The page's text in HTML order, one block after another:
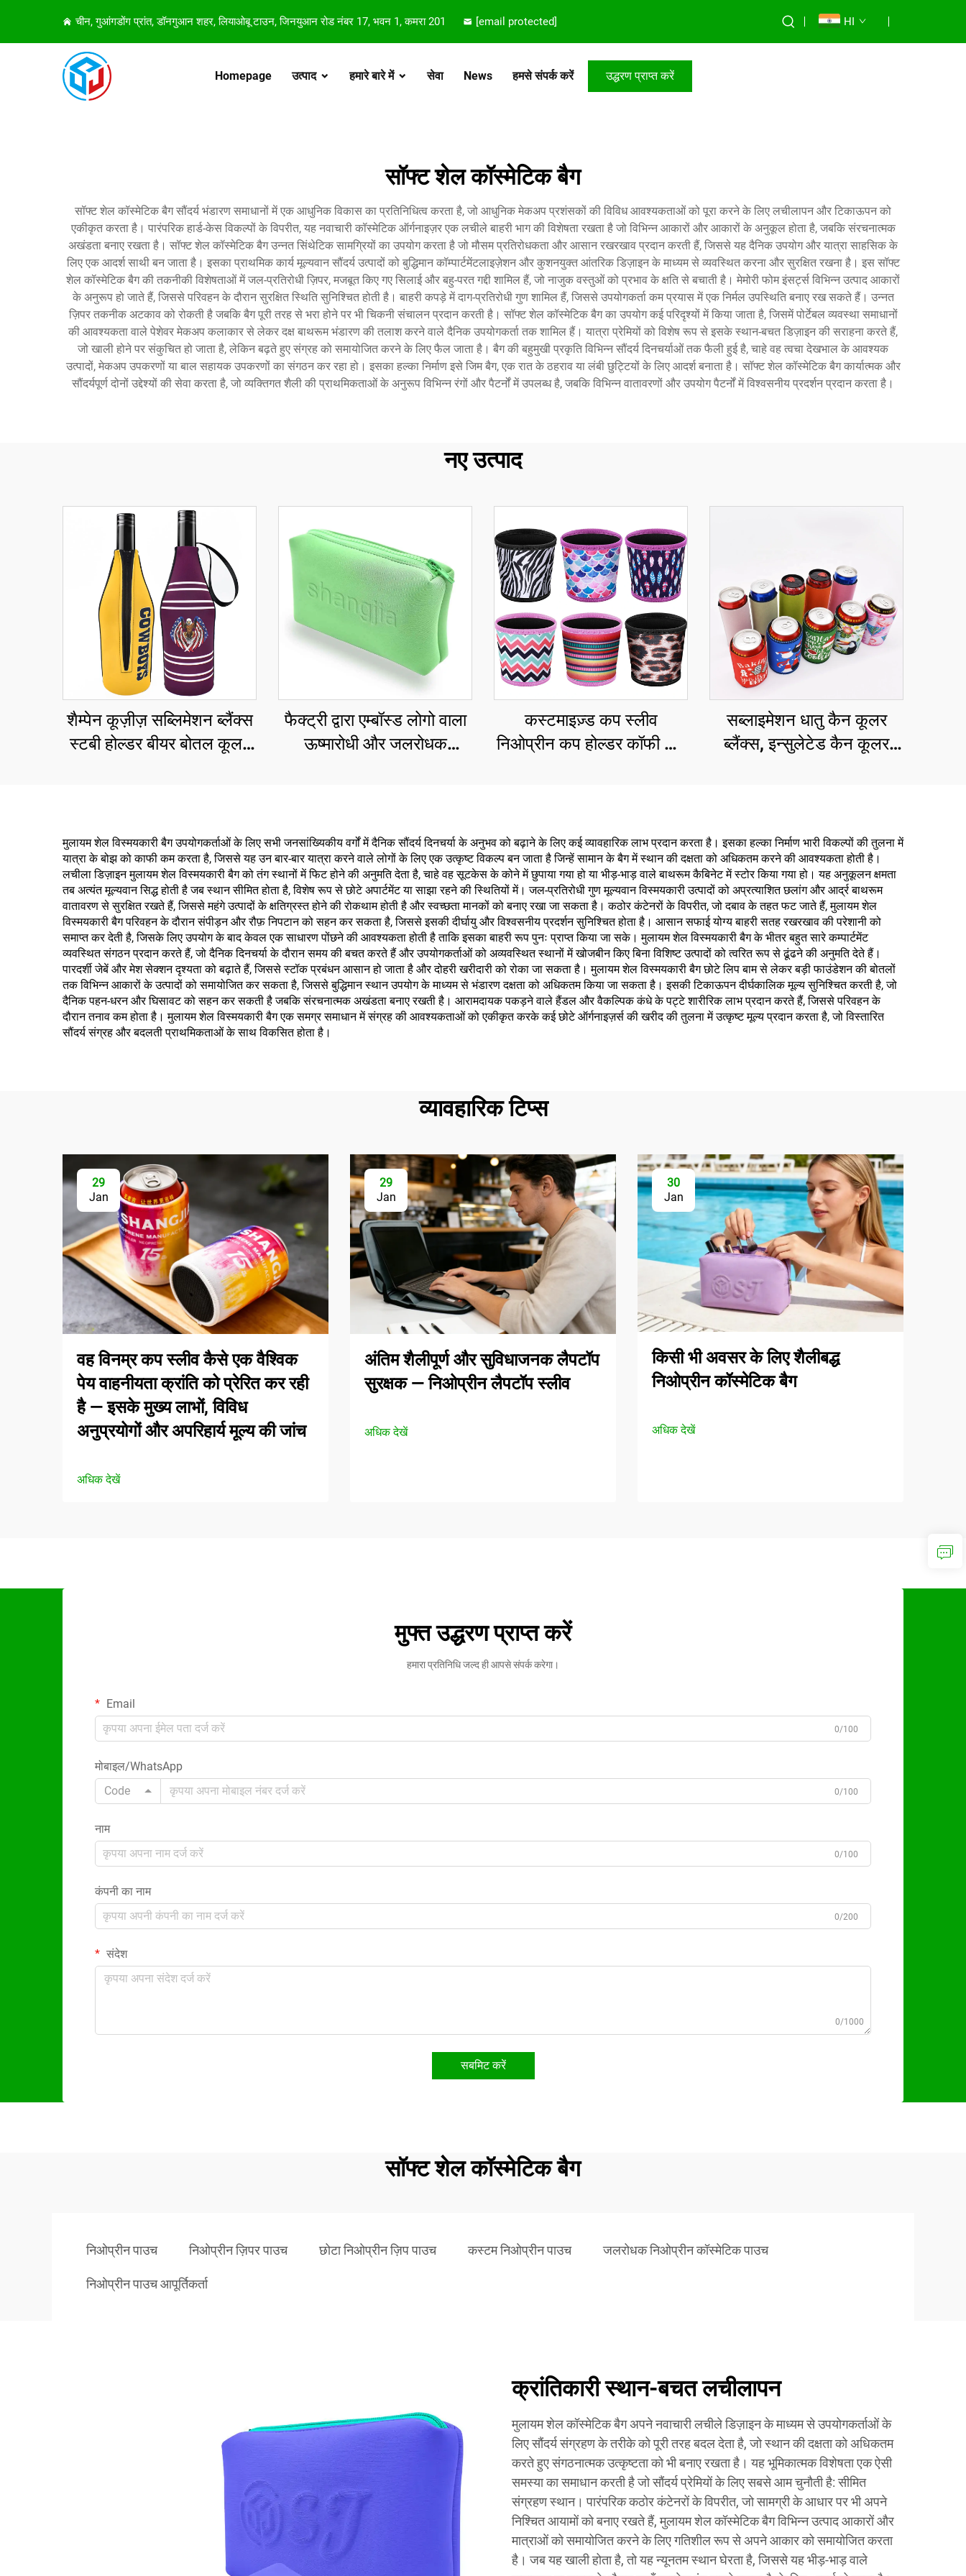
चीन, गुआंगडोंग प्रांत, डॉनगुआन शहर, लियाओबू टाउन, जिनयुआन रोड नंबर 17, भवन 1, कमरा 201 [email protected] HI
Homepage उत्पाद हमारे बारे में सेवा News हमसे संपर्क करें उद्धरण प्राप्त करें
सॉफ्ट शेल कॉस्मेटिक बैग
सॉफ्ट शेल कॉस्मेटिक बैग सौंदर्य भंडारण समाधानों में एक आधुनिक विकास का प्रतिनिधित्व करता है, जो आधुनिक मेकअप प्रशंसकों की विविध आवश्यकताओं को पूरा करने के लिए लचीलापन और टिकाऊपन को
एकीकृत करता है। पारंपरिक हार्ड-केस विकल्पों के विपरीत, यह नवाचारी कॉस्मेटिक ऑर्गनाइज़र एक लचीले बाहरी भाग की विशेषता रखता है जो विभिन्न आकारों और आकारों के अनुकूल होता है, जबकि संरचनात्मक
अखंडता बनाए रखता है। सॉफ्ट शेल कॉस्मेटिक बैग उन्नत सिंथेटिक सामग्रियों का उपयोग करता है जो मौसम प्रतिरोधकता और आसान रखरखाव प्रदान करती हैं, जिससे यह दैनिक उपयोग और यात्रा साहसिक के
लिए एक आदर्श साथी बन जाता है। इसका प्राथमिक कार्य मूल्यवान सौंदर्य उत्पादों को बुद्धिमान कॉम्पार्टमेंटलाइज़ेशन और कुशनयुक्त आंतरिक डिज़ाइन के माध्यम से व्यवस्थित करना और सुरक्षित रखना है। इस सॉफ्ट
शेल कॉस्मेटिक बैग की तकनीकी विशेषताओं में जल-प्रतिरोधी ज़िपर, मजबूत किए गए सिलाई और बहु-परत गद्दी शामिल हैं, जो नाजुक वस्तुओं को प्रभाव के क्षति से बचाती है। मेमोरी फोम इंसर्ट्स विभिन्न उत्पाद आकारों
के अनुरूप हो जाते हैं, जिससे परिवहन के दौरान सुरक्षित स्थिति सुनिश्चित होती है। बाहरी कपड़े में दाग-प्रतिरोधी गुण शामिल हैं, जिससे उपयोगकर्ता कम प्रयास में एक निर्मल उपस्थिति बनाए रख सकते हैं। उन्नत
ज़िपर तकनीक अटकाव को रोकती है जबकि बैग पूरी तरह से भरा होने पर भी चिकनी संचालन प्रदान करती है। सॉफ्ट शेल कॉस्मेटिक बैग का उपयोग कई परिदृश्यों में किया जाता है, जिसमें पोर्टेबल व्यवस्था समाधानों
की आवश्यकता वाले पेशेवर मेकअप कलाकार से लेकर दक्ष बाथरूम भंडारण की तलाश करने वाले दैनिक उपयोगकर्ता तक शामिल हैं। यात्रा प्रेमियों को विशेष रूप से इसके स्थान-बचत डिज़ाइन की सराहना करते हैं,
जो खाली होने पर संकुचित हो जाता है, लेकिन बढ़ते हुए संग्रह को समायोजित करने के लिए फैल जाता है। बैग की बहुमुखी प्रकृति विभिन्न सौंदर्य दिनचर्याओं तक फैली हुई है, चाहे वह त्वचा देखभाल के आवश्यक
उत्पादों, मेकअप उपकरणों या बाल सहायक उपकरणों का संगठन कर रहा हो। इसका हल्का निर्माण इसे जिम बैग, एक रात के ठहराव या लंबी छुट्टियों के लिए आदर्श बनाता है। सॉफ्ट शेल कॉस्मेटिक बैग कार्यात्मक और
सौंदर्यपूर्ण दोनों उद्देश्यों की सेवा करता है, जो व्यक्तिगत शैली की प्राथमिकताओं के अनुरूप विभिन्न रंगों और पैटर्नों में उपलब्ध है, जबकि विभिन्न वातावरणों और उपयोग पैटर्नों में विश्वसनीय प्रदर्शन प्रदान करता है।
नए उत्पाद
शैम्पेन कूज़ीज़ सब्लिमेशन ब्लैंक्स
स्टबी होल्डर बीयर बोतल कूलर
फैक्ट्री द्वारा एम्बॉस्ड लोगो वाला
ऊष्मारोधी और जलरोधक
कस्टमाइज़्ड कप स्लीव
निओप्रीन कप होल्डर कॉफी कप
सब्लाइमेशन धातु कैन कूलर
ब्लैंक्स, इन्सुलेटेड कैन कूलर
मुलायम शेल विस्मयकारी बैग उपयोगकर्ताओं के लिए सभी जनसांख्यिकीय वर्गों में दैनिक सौंदर्य दिनचर्या के अनुभव को बढ़ाने के लिए कई व्यावहारिक लाभ प्रदान करता है। इसका हल्का निर्माण भारी विकल्पों की तुलना में
यात्रा के बोझ को काफी कम करता है, जिससे यह उन बार-बार यात्रा करने वाले लोगों के लिए एक उत्कृष्ट विकल्प बन जाता है जिन्हें सामान के बैग में स्थान की दक्षता को अधिकतम करने की आवश्यकता होती है।
लचीला डिज़ाइन मुलायम शेल विस्मयकारी बैग को तंग स्थानों में फिट होने की अनुमति देता है, चाहे वह सूटकेस के कोने में छुपाया गया हो या भीड़-भाड़ वाले बाथरूम कैबिनेट में स्टोर किया गया हो। यह अनुकूलन क्षमता
तब अत्यंत मूल्यवान सिद्ध होती है जब स्थान सीमित होता है, विशेष रूप से छोटे अपार्टमेंट या साझा रहने की स्थितियों में। जल-प्रतिरोधी गुण मूल्यवान विस्मयकारी उत्पादों को अप्रत्याशित छलांग और आर्द्र बाथरूम
वातावरण से सुरक्षित रखते हैं, जिससे महंगे उत्पादों के क्षतिग्रस्त होने की रोकथाम होती है और स्वच्छता मानकों को बनाए रखा जा सकता है। कठोर कंटेनरों के विपरीत, जो दबाव के तहत फट जाते हैं, मुलायम शेल
विस्मयकारी बैग परिवहन के दौरान संपीड़न और रौफ़ निपटान को सहन कर सकता है, जिससे इसकी दीर्घायु और विश्वसनीय प्रदर्शन सुनिश्चित होता है। आसान सफाई योग्य बाहरी सतह रखरखाव की परेशानी को
समाप्त कर देती है, जिसके लिए उपयोग के बाद केवल एक साधारण पोंछने की आवश्यकता होती है ताकि इसका बाहरी रूप पुनः प्राप्त किया जा सके। मुलायम शेल विस्मयकारी बैग के भीतर बहुत सारे कम्पार्टमेंट
व्यवस्थित संगठन प्रदान करते हैं, जो दैनिक दिनचर्या के दौरान समय की बचत करते हैं और उपयोगकर्ताओं को अव्यवस्थित स्थानों में खोजबीन किए बिना विशिष्ट उत्पादों को त्वरित रूप से ढूंढने की अनुमति देते हैं।
पारदर्शी जेबें और मेश सेक्शन दृश्यता को बढ़ाते हैं, जिससे स्टॉक प्रबंधन आसान हो जाता है और दोहरी खरीदारी को रोका जा सकता है। मुलायम शेल विस्मयकारी बैग छोटे लिप बाम से लेकर बड़ी फाउंडेशन की बोतलों
तक विभिन्न आकारों के उत्पादों को समायोजित कर सकता है, जिससे बुद्धिमान स्थान उपयोग के माध्यम से भंडारण दक्षता को अधिकतम किया जा सकता है। इसकी टिकाऊपन दीर्घकालिक मूल्य सुनिश्चित करती है, जो
दैनिक पहन-धरन और घिसावट को सहन कर सकती है जबकि संरचनात्मक अखंडता बनाए रखती है। आरामदायक पकड़ने वाले हैंडल और वैकल्पिक कंधे के पट्टे शारीरिक लाभ प्रदान करते हैं, जिससे परिवहन के
दौरान तनाव कम होता है। मुलायम शेल विस्मयकारी बैग एक समग्र समाधान में संग्रह की आवश्यकताओं को एकीकृत करके कई छोटे ऑर्गनाइज़र्स की खरीद की तुलना में उत्कृष्ट मूल्य प्रदान करता है, जो विस्तारित
सौंदर्य संग्रह और बदलती प्राथमिकताओं के साथ विकसित होता है।
व्यावहारिक टिप्स
29
Jan
वह विनम्र कप स्लीव कैसे एक वैश्विक
पेय वाहनीयता क्रांति को प्रेरित कर रही
है — इसके मुख्य लाभों, विविध
अनुप्रयोगों और अपरिहार्य मूल्य की जांच
अधिक देखें
29
Jan
अंतिम शैलीपूर्ण और सुविधाजनक लैपटॉप
सुरक्षक — निओप्रीन लैपटॉप स्लीव
अधिक देखें
30
Jan
किसी भी अवसर के लिए शैलीबद्ध
निओप्रीन कॉस्मेटिक बैग
अधिक देखें
मुफ्त उद्धरण प्राप्त करें
हमारा प्रतिनिधि जल्द ही आपसे संपर्क करेगा।
Email
0/100
मोबाइल/WhatsApp
Code
0/100
नाम
0/100
कंपनी का नाम
0/200
संदेश
0/1000
सबमिट करें
सॉफ्ट शेल कॉस्मेटिक बैग
निओप्रीन पाउच निओप्रीन ज़िपर पाउच छोटा निओप्रीन ज़िप पाउच कस्टम निओप्रीन पाउच जलरोधक निओप्रीन कॉस्मेटिक पाउच
निओप्रीन पाउच आपूर्तिकर्ता
क्रांतिकारी स्थान-बचत लचीलापन
मुलायम शेल कॉस्मेटिक बैग अपने नवाचारी लचीले डिज़ाइन के माध्यम से उपयोगकर्ताओं के
लिए सौंदर्य संग्रहण के तरीके को पूरी तरह बदल देता है, जो स्थान की दक्षता को अधिकतम
करते हुए संगठनात्मक उत्कृष्टता को भी बनाए रखता है। यह भूमिकात्मक विशेषता एक ऐसी
समस्या का समाधान करती है जो सौंदर्य प्रेमियों के लिए सबसे आम चुनौती है: सीमित
संग्रहण स्थान। पारंपरिक कठोर कंटेनरों के विपरीत, जो सामग्री के आधार पर भी अपने
निश्चित आयामों को बनाए रखते हैं, मुलायम शेल कॉस्मेटिक बैग विभिन्न उत्पाद आकारों और
मात्राओं को समायोजित करने के लिए गतिशील रूप से अपने आकार को समायोजित करता
है। जब यह खाली होता है, तो यह न्यूनतम स्थान घेरता है, जिससे यह भीड़-भाड़ वाले